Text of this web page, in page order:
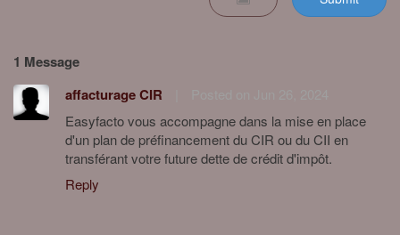
1 Message
affacturage CIR
Easyfacto vous accompagne dans la mise en place
d'un plan de préfinancement du CIR ou du CII en
transférant votre future dette de crédit d'impôt.
Reply